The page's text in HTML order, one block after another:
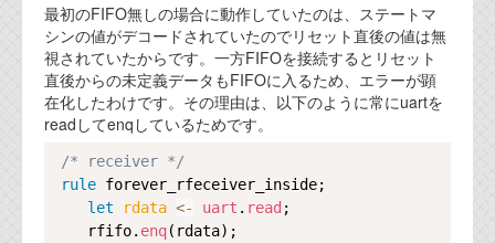
最初のFIFO無しの場合に動作していたのは、ステートマ
シンの値がデコードされていたのでリセット直後の値は無
視されていたからです。一方FIFOを接続するとリセット
直後からの未定義データもFIFOに入るため、エラーが顕
在化したわけです。その理由は、以下のように常にuartを
readしてenqしているためです。
/* receiver */
rule forever_rfeceiver_inside;
let
rdata <- uart . read ;
    rfifo.
enq(rdata);